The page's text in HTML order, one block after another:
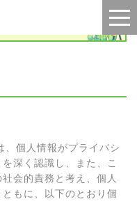
、個人情報がプライバシ
深く認識し、また、こ
会的責務と考え、個人
もに、以下のとおり個